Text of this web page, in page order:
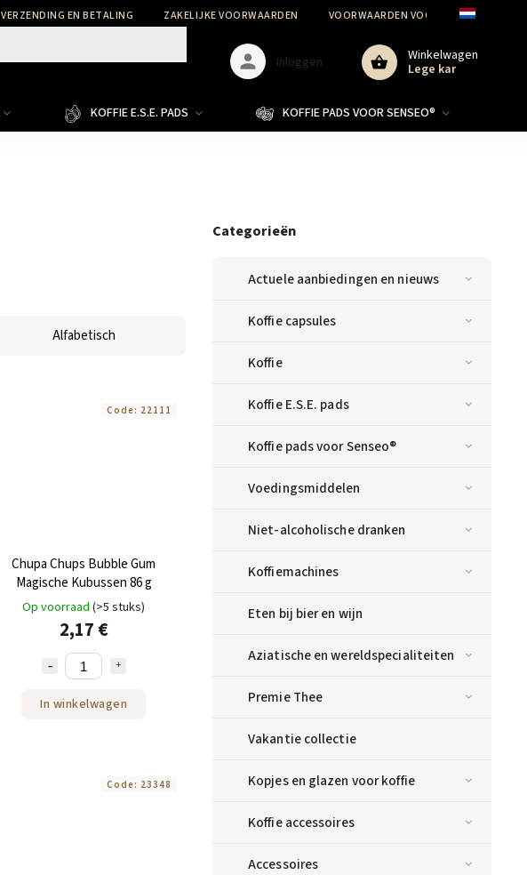
VERZENDING EN BETALING ZAKELIJKE VOORWAARDEN VOORWAARDEN VOOR DE
Winkelwagen
Lege kar
Inloggen
KOFFIE E.S.E. PADS KOFFIE PADS VOOR SENSEO®
Categorieën
Actuele aanbiedingen en nieuws
Koffie capsules
Koffie
Koffie E.S.E. pads
Koffie pads voor Senseo®
Voedingsmiddelen
Niet-alcoholische dranken
Koffiemachines
Eten bij bier en wijn
Aziatische en wereldspecialiteiten
Premie Thee
Vakantie collectie
Kopjes en glazen voor koffie
Koffie accessoires
Accessoires
Alfabetisch
Chupa Chups Bubble Gum
Magische Kubussen 86 g
Op voorraad (>5 stuks)
2,17 €
In winkelwagen
Code: 22111
Code: 23348